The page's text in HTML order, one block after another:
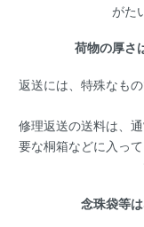
がた
荷物の厚さ
返送には、特殊なも
修理返送の送料は、
要な桐箱などに入っ
念珠袋等